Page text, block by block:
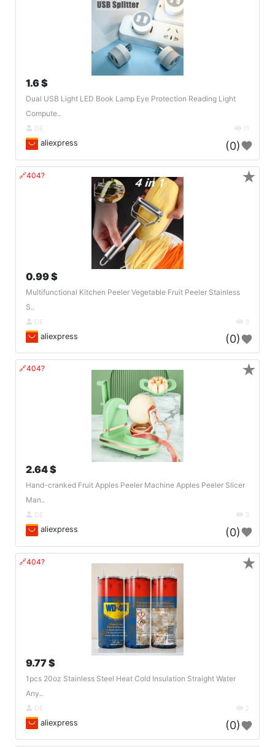
1.6 $
Dual USB Light LED Book Lamp Eye Protection Reading Light
Compute..
DE 11
aliexpress (0)
🔗404?
0.99 $
Multifunctional Kitchen Peeler Vegetable Fruit Peeler Stainless
S..
DE 3
aliexpress (0)
★
🔗404?
2.64 $
Hand-cranked Fruit Apples Peeler Machine Apples Peeler Slicer
Man..
DE 3
aliexpress (0)
★
🔗404?
9.77 $
1pcs 20oz Stainless Steel Heat Cold Insulation Straight Water
Any..
DE 2
aliexpress (0)
★